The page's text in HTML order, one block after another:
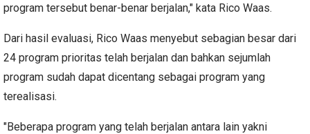
program tersebut benar-benar berjalan," kata Rico Waas.
Dari hasil evaluasi, Rico Waas menyebut sebagian besar dari
24 program prioritas telah berjalan dan bahkan sejumlah
program sudah dapat dicentang sebagai program yang
terealisasi.
"Beberapa program yang telah berjalan antara lain yakni